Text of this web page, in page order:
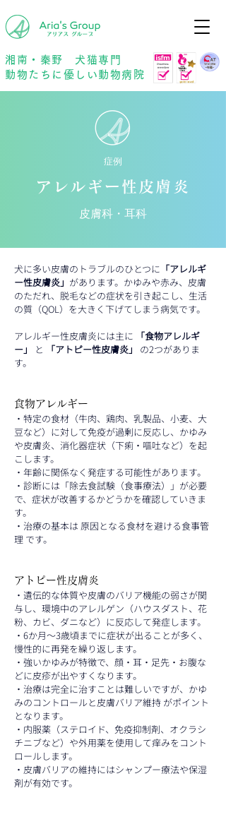
湘南・秦野 犬猫専門
動物たちに優しい動物病院
症例
アレルギー性皮膚炎
皮膚科・耳科
犬に多い皮膚のトラブルのひとつに 「アレルギ
ー性皮膚炎」 があります。かゆみや赤み、皮膚
のただれ、脱毛などの症状を引き起こし、生活
の質（QOL）を大きく下げてしまう病気です。
アレルギー性皮膚炎には主に
「食物アレルギ
ー」
と 「アトピー性皮膚炎」
の2つがありま
す。
食物アレルギー
・特定の食材（牛肉、鶏肉、乳製品、小麦、大
豆など）に対して免疫が過剰に反応し、かゆみ
や皮膚炎、消化器症状（下痢・嘔吐など）を起
こします。
・年齢に関係なく発症する可能性があります。
・診断には「除去食試験（食事療法）」が必要
で、症状が改善するかどうかを確認していきま
す。
・治療の基本は 原因となる食材を避ける食事管
理 です。
アトピー性皮膚炎
・遺伝的な体質や皮膚のバリア機能の弱さが関
与し、環境中のアレルゲン（ハウスダスト、花
粉、カビ、ダニなど）に反応して発症します。
・6か月〜3歳頃までに症状が出ることが多く、
慢性的に再発を繰り返します。
・強いかゆみが特徴で、顔・耳・足先・お腹な
どに皮疹が出やすくなります。
・治療は完全に治すことは難しいですが、かゆ
みのコントロールと皮膚バリア維持 がポイント
となります。
・内服薬（ステロイド、免疫抑制剤、オクラシ
チニブなど）や外用薬を使用して痒みをコント
ロールします。
・皮膚バリアの維持にはシャンプー療法や保湿
剤が有効です。